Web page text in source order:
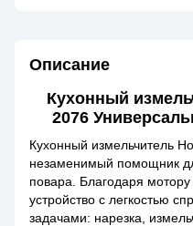
Описание
Кухонный
2076
Кухонный измельчитель
незаменимый помощник
повара. Благодаря
устройство с легкостью
задачами: нарезка,